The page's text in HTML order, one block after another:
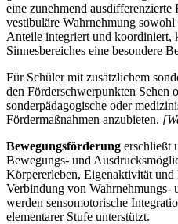
eine zunehmend
vestibuläre Wahrnehmung
Anteile integriert und koordiniert,
Sinnesbereiches eine besondere
Für Schüler mit zusätzlichem
den Förderschwerpunkten Sehen
sonderpädagogische oder
Fördermaßnahmen anzubieten.
Bewegungsförderung erschließt
Bewegungs- und
Körpererleben, Eigenaktivität
Verbindung von Wahrnehmungs-
werden sensomotorische
elementarer Stufe unterstützt.